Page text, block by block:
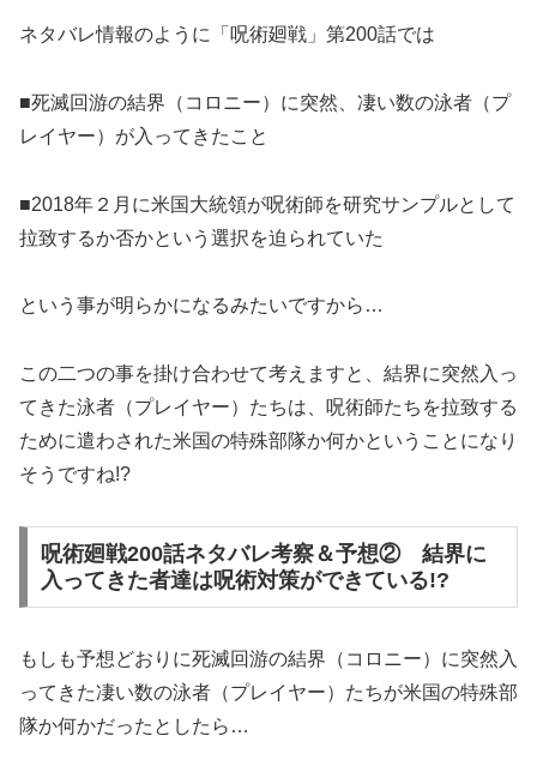
ネタバレ情報のように「呪術廻戦」第200話では
■死滅回游の結界（コロニー）に突然、凄い数の泳者（プ
レイヤー）が入ってきたこと
■2018年２月に米国大統領が呪術師を研究サンプルとして
拉致するか否かという選択を迫られていた
という事が明らかになるみたいですから…
この二つの事を掛け合わせて考えますと、結界に突然入っ
てきた泳者（プレイヤー）たちは、呪術師たちを拉致する
ために遣わされた米国の特殊部隊か何かということになり
そうですね!?
呪術廻戦200話ネタバレ考察＆予想② 結界に
入ってきた者達は呪術対策ができている!?
もしも予想どおりに死滅回游の結界（コロニー）に突然入
ってきた凄い数の泳者（プレイヤー）たちが米国の特殊部
隊か何かだったとしたら…